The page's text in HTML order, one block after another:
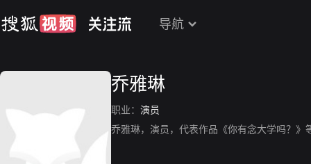
导航
乔雅琳
职业： 演员
乔雅琳，演员，代表作品《你有念大学吗？》